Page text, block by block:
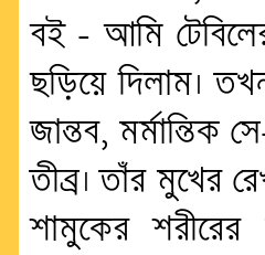
বই – আমি
ছড়িয়ে দিলাম।
জান্তব,
তীব্র। তাঁর মুখের
শামুকের